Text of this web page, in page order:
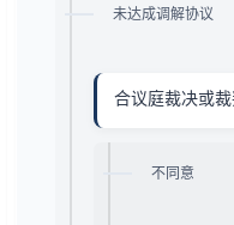
未达成调解协议
合议庭裁决或裁
不同意